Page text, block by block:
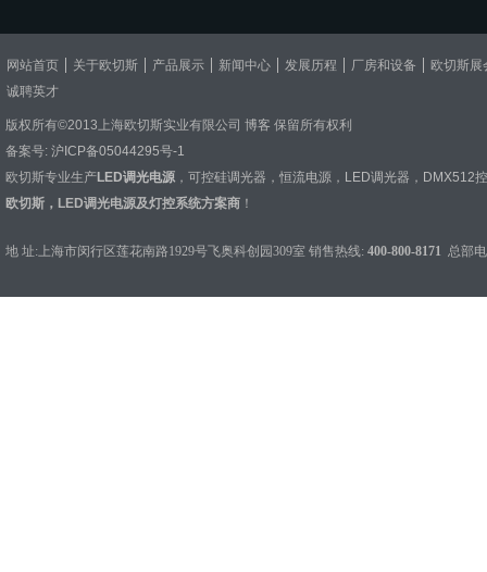
网站首页 关于欧切斯 产品展示 新闻中心 发展历程 厂房和设备
欧切斯展
诚聘英才
版权所有©2013上海欧切斯实业有限公司 博客 保留所有权利
备案号: 沪ICP备05044295号-1
欧切斯专业生产LED调光电源 ， 可控硅调光器 ， 恒流电源 ， LED调光器 ， DMX512
欧切斯，LED调光电源及灯控系统方案商 ！
地 址:上海市闵行区莲花南路1929号飞奥科创园309室 销售热线: 400-800-8171 总部